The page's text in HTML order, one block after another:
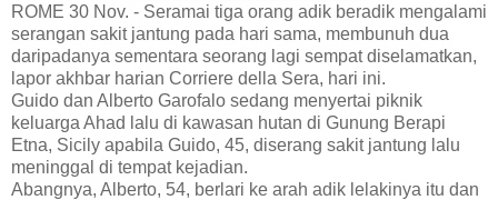
ROME 30 Nov. - Seramai tiga orang adik beradik mengalami
serangan sakit jantung pada hari sama, membunuh dua
daripadanya sementara seorang lagi sempat diselamatkan,
lapor akhbar harian Corriere della Sera, hari ini.
Guido dan Alberto Garofalo sedang menyertai piknik
keluarga Ahad lalu di kawasan hutan di Gunung Berapi
Etna, Sicily apabila Guido, 45, diserang sakit jantung lalu
meninggal di tempat kejadian.
Abangnya, Alberto, 54, berlari ke arah adik lelakinya itu dan